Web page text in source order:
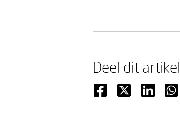
Deel dit artikel